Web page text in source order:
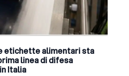
etichette alimentari sta
linea di difesa
Italia